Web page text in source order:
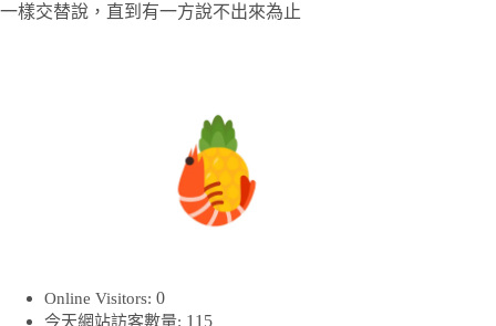
一樣交替說，直到有一方說不出來為止
Online Visitors: 0
今天網站訪客數量: 115